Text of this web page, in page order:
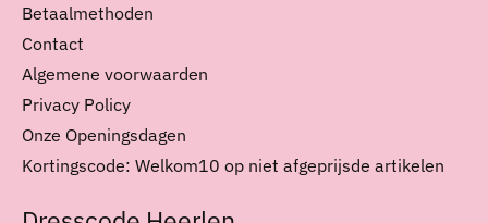
Betaalmethoden
Contact
Algemene voorwaarden
Privacy Policy
Onze Openingsdagen
Kortingscode: Welkom10 op niet afgeprijsde artikelen